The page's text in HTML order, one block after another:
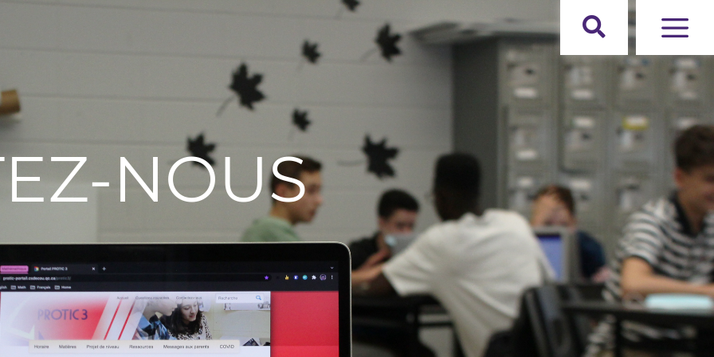
NOUS